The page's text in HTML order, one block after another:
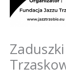
Zaduszki